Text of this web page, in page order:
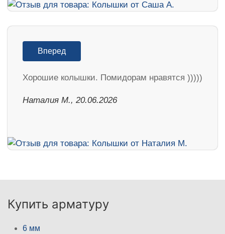
Вперед
Хорошие колышки. Помидорам нравятся )))))
Наталия М., 20.06.2026
Купить арматуру
6 мм